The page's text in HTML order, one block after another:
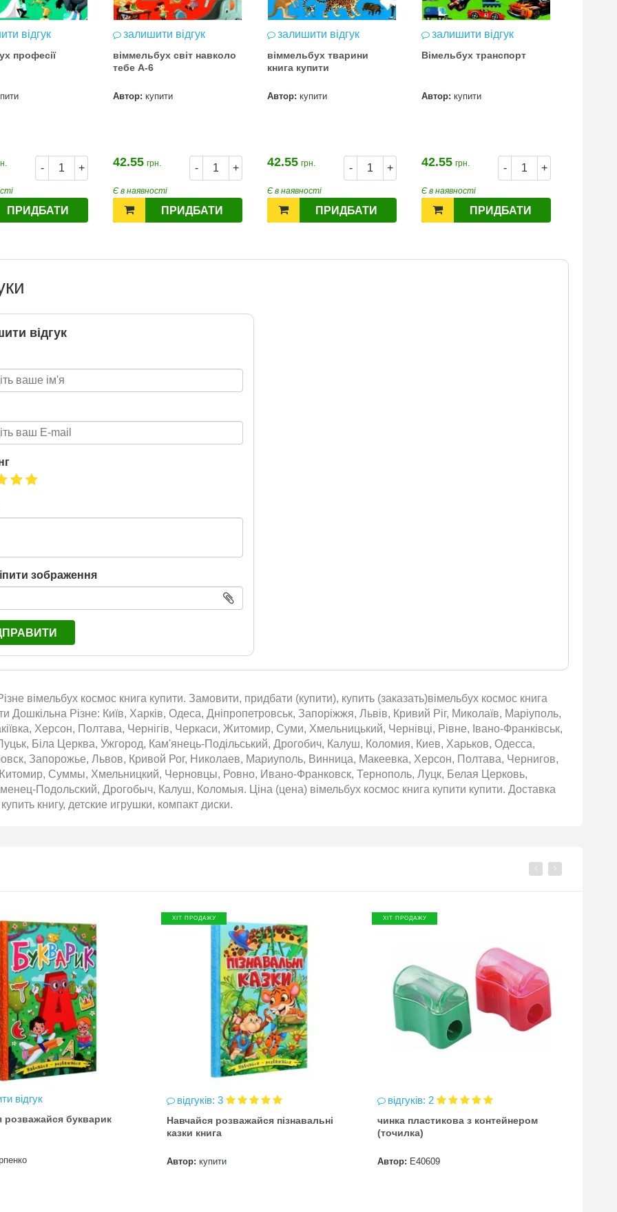
2026
за
Ранок
відгук
професії
- +
ПРИДБАТИ
залишити відгук
віммельбух світ навколо
тебе А-6
Автор: купити
- +
42.55 грн.
Є в наявності
ПРИДБАТИ
залишити відгук
віммельбух тварини
книга купити
Автор: купити
- +
42.55 грн.
Є в наявності
ПРИДБАТИ
залишити відгук
Вімельбух транспорт
Автор: купити
- +
42.55 грн.
Є в наявності
ПРИДБАТИ
відгук
зображення
вімельбух космос книга купити. Замовити, придбати (купити), купить (заказать)вімельбух космос книга
Дошкільна Різне: Київ, Харків, Одеса, Дніпропетровськ, Запоріжжя, Львів, Кривий Ріг, Миколаїв, Маріуполь,
Херсон, Полтава, Чернігів, Черкаси, Житомир, Суми, Хмельницький, Чернівці, Рівне, Івано-Франківськ,
Біла Церква, Ужгород, Кам'янець-Подільський, Дрогобич, Калуш, Коломия, Киев, Харьков, Одесса,
Запорожье, Львов, Кривой Рог, Николаев, Мариуполь, Винница, Макеевка, Херсон, Полтава, Чернигов,
Суммы, Хмельницкий, Черновцы, Ровно, Ивано-Франковск, Тернополь, Луцк, Белая Церковь,
Подольский, Дрогобыч, Калуш, Коломыя. Ціна (цена) вімельбух космос книга купити купити. Доставка
книгу, детские игрушки, компакт диски.
відгук
розважайся букварик
ХІТ ПРОДАЖУ
відгуків: 3
Навчайся розважайся пізнавальні
казки книга
Автор: купити
ХІТ ПРОДАЖУ
відгуків: 2
чинка пластикова з контейнером
(точилка)
Автор: Е40609